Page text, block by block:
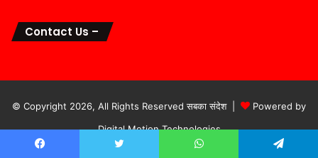
Contact Us –
© Copyright 2026, All Rights Reserved सबका संदेश |
Powered by
Digital Motion Technologies
नियम एवं शर्ते